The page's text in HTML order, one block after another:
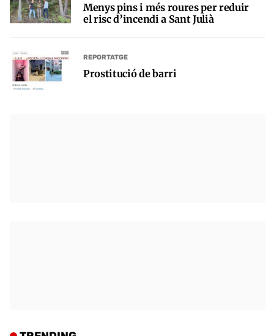
Menys pins i més roures per reduir
el risc d’incendi a Sant Julià
REPORTATGE
Prostitució de barri